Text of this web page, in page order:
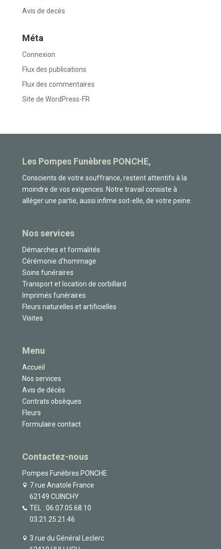
Avis de decès
Méta
Connexion
Flux des publications
Flux des commentaires
Site de WordPress-FR
Les Pompes Funèbres PONCHE,
Conscients de votre souffrance, restent attentifs à la
moindre de vos exigences. Notre travail consiste à
alléger une partie, aussi infime soit-elle, de votre peine.
Nos services
Démarches et formalités
Cérémonie d’hommage
Soins funéraires
Transport et location de corbillard
Imprimés funéraires
Fleurs naturelles et artificielles
Visites
Menu
Accueil
Nos services
Avis de décès
Contrats obsèques
Fleurs
Formulaire contact
Contactez-nous
Pompes Funèbres PONCHE
7 rue Anatole France
62149 CUINCHY
TEL : 06.07.05.68.10
03.21.25.21.46
3 rue du Général Leclerc